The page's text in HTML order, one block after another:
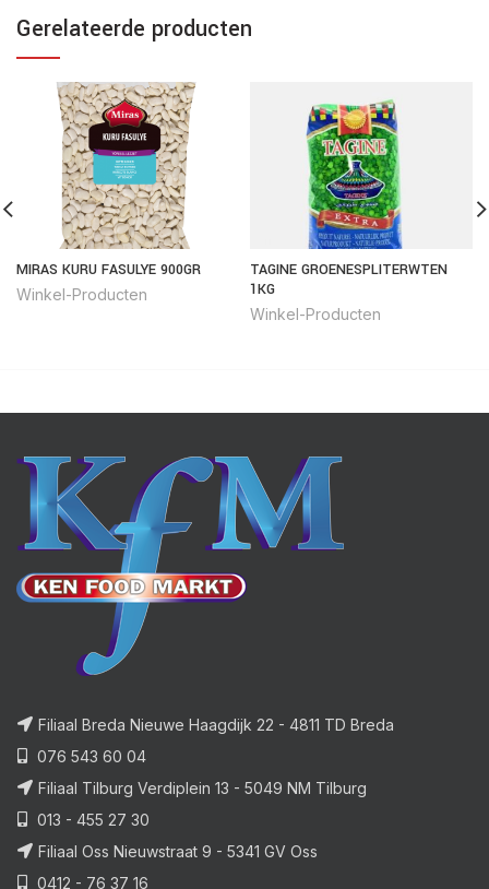
Gerelateerde producten
MIRAS KURU FASULYE 900GR
Winkel-Producten
TAGINE GROENESPLITERWTEN
1KG
Winkel-Producten
Filiaal Breda Nieuwe Haagdijk 22 - 4811 TD Breda
076 543 60 04
Filiaal Tilburg Verdiplein 13 - 5049 NM Tilburg
013 - 455 27 30
Filiaal Oss Nieuwstraat 9 - 5341 GV Oss
0412 - 76 37 16